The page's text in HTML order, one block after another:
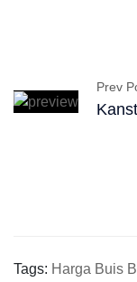
Prev
Tags: Harga Buis